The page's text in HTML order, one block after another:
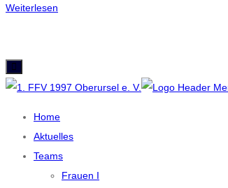
Weiterlesen
Home
Aktuelles
Teams
Frauen I